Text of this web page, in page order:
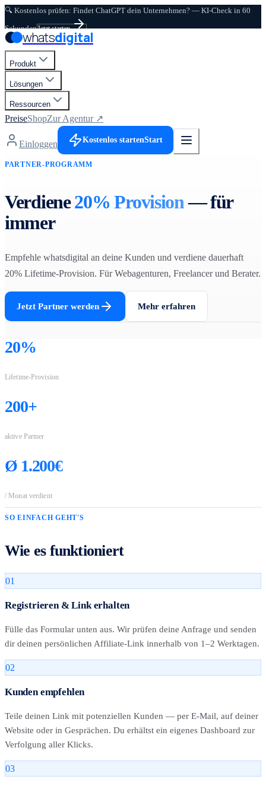
Zum Hauptinhalt springen
🔍 Kostenlos prüfen: Findet ChatGPT dein Unternehmen? — KI-Check in 60
SekundenJetzt starten
whatsdigital
Produkt
Lösungen
Ressourcen
PreiseShopZur Agentur ↗
Einloggen Kostenlos startenStart
PARTNER-PROGRAMM
Verdiene20% Provision— für
immer
Empfehle whatsdigital an deine Kunden und verdiene dauerhaft
20% Lifetime-Provision. Für Webagenturen, Freelancer und Berater.
Jetzt Partner werden Mehr erfahren
20%
Lifetime-Provision
200+
aktive Partner
Ø 1.200€
/ Monat verdient
SO EINFACH GEHT'S
Wie es funktioniert
01
Registrieren & Link erhalten
Fülle das Formular unten aus. Wir prüfen deine Anfrage und senden
dir deinen persönlichen Affiliate-Link innerhalb von 1–2 Werktagen.
02
Kunden empfehlen
Teile deinen Link mit potenziellen Kunden — per E-Mail, auf deiner
Website oder in Gesprächen. Du erhältst ein eigenes Dashboard zur
Verfolgung aller Klicks.
03